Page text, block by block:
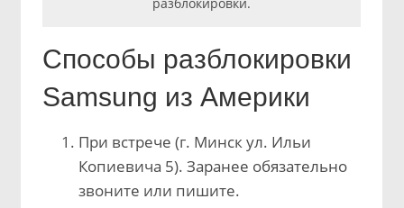
разблокировки.
Способы разблокировки
Samsung из Америки
При встрече (г. Минск ул. Ильи
Копиевича 5). Заранее обязательно
звоните или пишите.